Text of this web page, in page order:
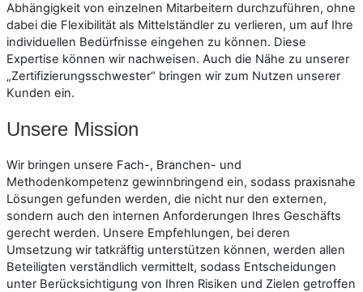
Abhängigkeit von einzelnen Mitarbeitern durchzuführen, ohne
dabei die Flexibilität als Mittelständler zu verlieren, um auf Ihre
individuellen Bedürfnisse eingehen zu können. Diese
Expertise können wir nachweisen. Auch die Nähe zu unserer
„Zertifizierungs­schwester“ bringen wir zum Nutzen unserer
Kunden ein.
Unsere Mission
Wir bringen unsere Fach-, Branchen- und
Methodenkompetenz gewinnbringend ein, sodass praxisnahe
Lösungen gefunden werden, die nicht nur den externen,
sondern auch den internen Anforderungen Ihres Geschäfts
gerecht werden. Unsere Empfehlungen, bei deren
Umsetzung wir tatkräftig unterstützen können, werden allen
Beteiligten verständlich vermittelt, sodass Entscheidungen
unter Berücksichtigung von Ihren Risiken und Zielen getroffen